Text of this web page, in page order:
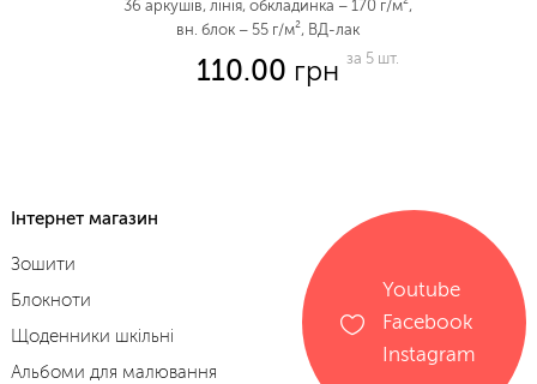
36 аркушів, лінія, обкладинка – 170 г/м²,
вн. блок – 55 г/м², ВД-лак
110.00 грн за 5 шт.
Інтернет магазин
Зошити
Блокноти
Щоденники шкільні
Альбоми для малювання
Youtube
Facebook
Instagram